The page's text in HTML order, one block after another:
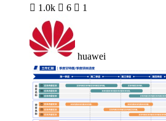
 1.0k  6  1
huawei